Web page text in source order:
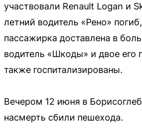
участвовали Renault Logan и
летний водитель «Рено»
пассажирка доставлена в
водитель «Шкоды» и двое его
также госпитализированы.
Вечером 12 июня в
насмерть сбили пешехода.